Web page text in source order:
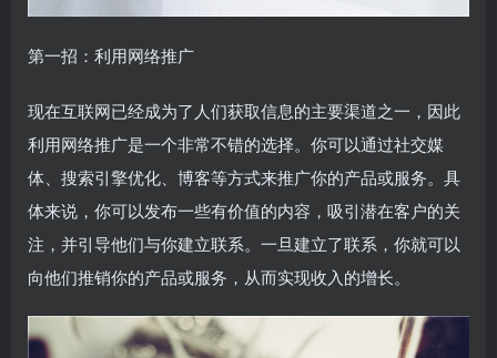
第一招：利用网络推广
现在互联网已经成为了人们获取信息的主要渠道之一，因此
利用网络推广是一个非常不错的选择。你可以通过社交媒
体、搜索引擎优化、博客等方式来推广你的产品或服务。具
体来说，你可以发布一些有价值的内容，吸引潜在客户的关
注，并引导他们与你建立联系。一旦建立了联系，你就可以
向他们推销你的产品或服务，从而实现收入的增长。